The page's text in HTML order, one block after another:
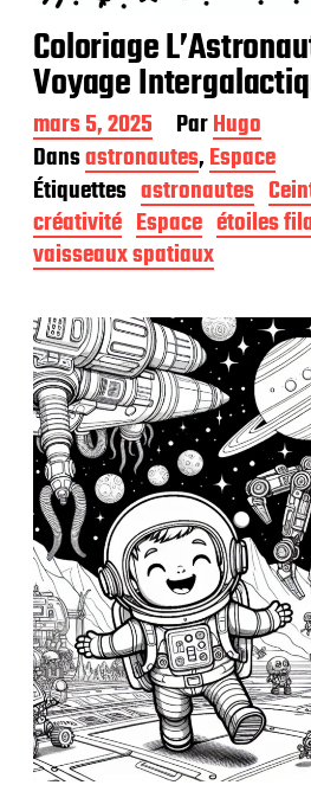
Coloriage
Voyage
D
a
t
e
d
e
p
b
l
i
c
a
t
i
o
n
mars 5, 2025 ParHugo
Dansastronautes,Espace
Étiquettes astronautes
créativité Espace étoiles
vaisseaux spatiaux